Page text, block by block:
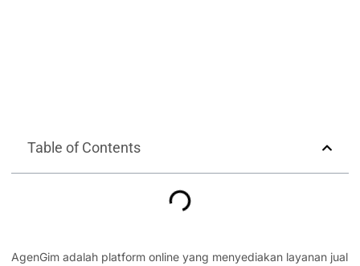
Table of Contents
AgenGim adalah platform online yang menyediakan layanan jual